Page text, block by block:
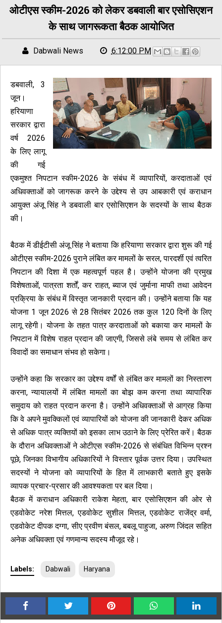
ओटीएस स्कीम-2026 को लेकर डबवाली बार एसोसिएशन
के साथ जागरूकता बैठक आयोजित
Dabwali News 6:12:00 PM
डबवाली, 3
जून।
हरियाणा
सरकार द्वारा
वर्ष 2026
के लिए लागू
की गई
एकमुश्त निपटान स्कीम-2026 के संबंध में व्यापारियों, करदाताओं एवं
अधिवक्ताओं को जागरूक करने के उद्देश्य से उप आबकारी एवं कराधान
आयुक्त अंजू सिंह ने डबवाली बार एसोसिएशन के सदस्यों के साथ बैठक
की।
बैठक में डीईटीसी अंजू सिंह ने बताया कि हरियाणा सरकार द्वारा शुरू की गई
ओटीएस स्कीम-2026 पुराने लंबित कर मामलों के सरल, पारदर्शी एवं त्वरित
निपटान की दिशा में एक महत्वपूर्ण पहल है। उन्होंने योजना की प्रमुख
विशेषताओं, पात्रता शर्तों, कर राहत, ब्याज एवं जुर्माना माफी तथा आवेदन
प्रक्रिया के संबंध में विस्तृत जानकारी प्रदान की। उन्होंने बताया कि यह
योजना 1 जून 2026 से 28 सितंबर 2026 तक कुल 120 दिनों के लिए
लागू रहेगी। योजना के तहत पात्र करदाताओं को बकाया कर मामलों के
निपटान में विशेष राहत प्रदान की जाएगी, जिससे लंबे समय से लंबित कर
विवादों का समाधान संभव हो सकेगा।
उन्होंने कहा कि सरकार का उद्देश्य वर्षों से लंबित कर मामलों का निस्तारण
करना, न्यायालयों में लंबित मामलों का बोझ कम करना तथा व्यापारिक
समुदाय को राहत प्रदान करना है। उन्होंने अधिवक्ताओं से आग्रह किया
कि वे अपने मुवक्किलों एवं व्यापारियों को योजना की जानकारी देकर अधिक
से अधिक पात्र व्यक्तियों को इसका लाभ उठाने के लिए प्रेरित करें। बैठक
के दौरान अधिवक्ताओं ने ओटीएस स्कीम-2026 से संबंधित विभिन्न प्रश्न
पूछे, जिनका विभागीय अधिकारियों ने विस्तार पूर्वक उत्तर दिया। उपस्थित
सदस्यों ने योजना को व्यापारियों के हित में लाभकारी बताते हुए इसके
व्यापक प्रचार-प्रसार की आवश्यकता पर बल दिया।
बैठक में कराधान अधिकारी राकेश मेहता, बार एसोसिएशन की ओर से
एडवोकेट नरेश मित्तल, एडवोकेट सुशील मित्तल, एडवोकेट राजेंद्र वर्मा,
एडवोकेट दीपक दग्गा, सीए प्रवीण बंसल, बबलू पाहुजा, अरुण जिंदल सहित
अनेक अधिवक्ता एवं गणमान्य सदस्य मौजूद रहे।
Labels: Dabwali Haryana